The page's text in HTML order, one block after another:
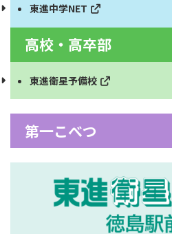
東進中学NET
高校・高卒部
東進衛星予備校
第一こべつ